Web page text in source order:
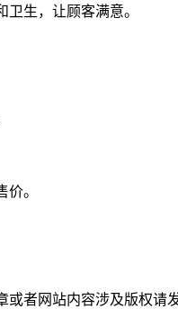
生，让顾客满意。
。
者网站内容涉及版权请